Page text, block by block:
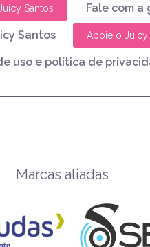
Santos Fale com a
Santos Apoie o Juicy
uso e política de
Marcas aliadas